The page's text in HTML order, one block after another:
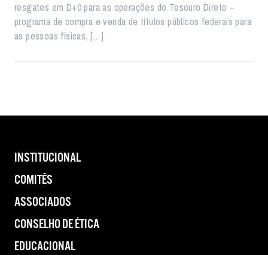
resgates em D+0 para as operações do Tesouro Direto –
programa de compra e venda de títulos públicos federais para
as pessoas físicas, […]
INSTITUCIONAL
COMITÊS
ASSOCIADOS
CONSELHO DE ÉTICA
EDUCACIONAL